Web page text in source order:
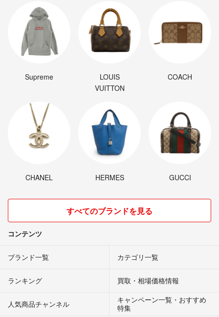
Supreme
LOUIS
VUITTON
COACH
CHANEL HERMES GUCCI
すべてのブランドを見る
コンテンツ
ブランド一覧 カテゴリ一覧
ランキング 買取・相場価格情報
人気商品チャンネル
キャンペーン一覧・おすすめ
特集